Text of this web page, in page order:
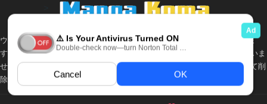
2年前
2年前 2年前
ウェブサイト上のすべての情報と画像は、インターネット上で収集されま
す。 このウェブサイトの情報については、所有していないか、責任を負いま
せん。 個人や組織に影響を与える場合は、必要に応じて、すぐに検討して削
除します。